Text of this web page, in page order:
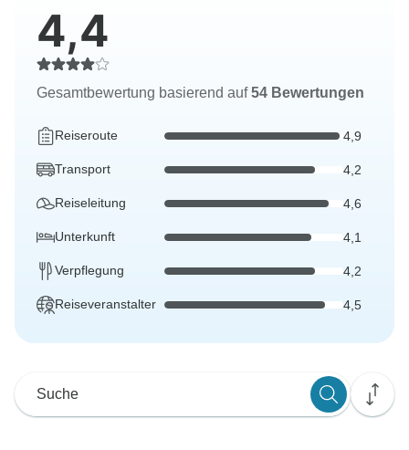
4,4
Gesamtbewertung basierend auf54 Bewertungen
Reiseroute 4,9
Transport 4,2
Reiseleitung 4,6
Unterkunft 4,1
Verpflegung 4,2
Reiseveranstalter 4,5